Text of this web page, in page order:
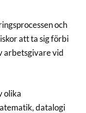
och
att ta sig förbi
arbetsgivare vid
olika
datalogi